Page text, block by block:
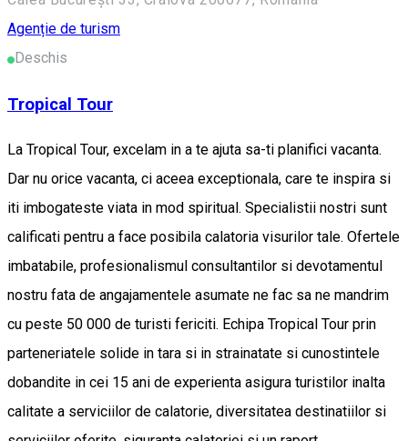
Agenție de turism
Deschis
Tropical Tour
La Tropical Tour, excelam in a te ajuta sa-ti planifici vacanta.
Dar nu orice vacanta, ci aceea exceptionala, care te inspira si
iti imbogateste viata in mod spiritual. Specialistii nostri sunt
calificati pentru a face posibila calatoria visurilor tale. Ofertele
imbatabile, profesionalismul consultantilor si devotamentul
nostru fata de angajamentele asumate ne fac sa ne mandrim
cu peste 50 000 de turisti fericiti. Echipa Tropical Tour prin
parteneriatele solide in tara si in strainatate si cunostintele
dobandite in cei 15 ani de experienta asigura turistilor inalta
calitate a serviciilor de calatorie, diversitatea destinatiilor si